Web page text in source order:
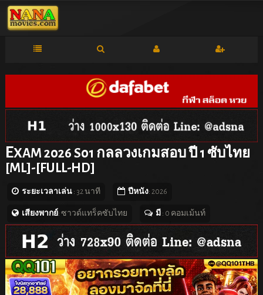
EXAM 2026 S01 กลลวงเกมสอบ ปี 1 ซับไทย
[ML]-[FULL-HD]
ระยะเวลาเล่น: 32 นาที ปีหนัง: 2026
เสียงพากย์: ซาวด์แทร็คซับไทย มี : 0 คอมเม้นท์